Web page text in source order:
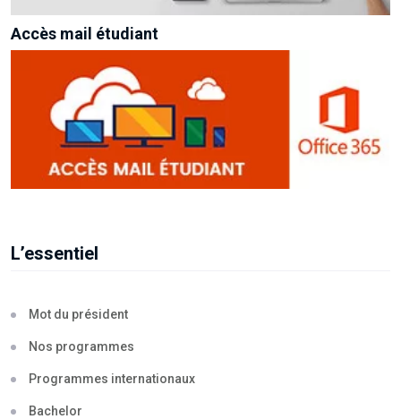
Accès mail étudiant
L’essentiel
Mot du président
Nos programmes
Programmes internationaux
Bachelor